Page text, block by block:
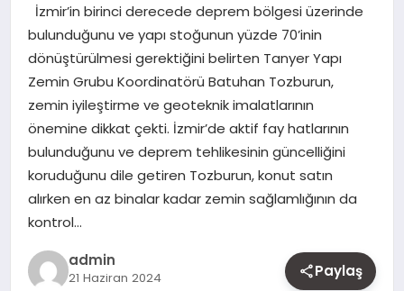
MAGAZIN
YAŞAM
OTOMOBIL
İzmir’in birinci derecede deprem bölgesi üzerinde
bulunduğunu ve yapı stoğunun yüzde 70’inin
dönüştürülmesi gerektiğini belirten Tanyer Yapı
Zemin Grubu Koordinatörü Batuhan Tozburun,
zemin iyileştirme ve geoteknik imalatlarının
önemine dikkat çekti. İzmir’de aktif fay hatlarının
bulunduğunu ve deprem tehlikesinin güncelliğini
koruduğunu dile getiren Tozburun, konut satın
alırken en az binalar kadar zemin sağlamlığının da
kontrol…
admin
21 Haziran 2024 Paylaş